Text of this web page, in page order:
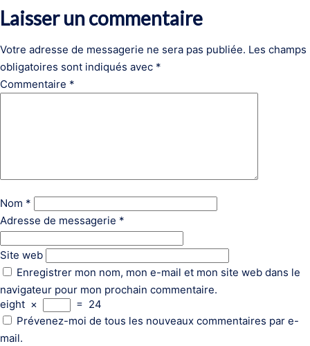
Laisser un commentaire
Votre adresse de messagerie ne sera pas publiée. Les champs
obligatoires sont indiqués avec *
Commentaire *
Nom *
Adresse de messagerie *
Site web
Enregistrer mon nom, mon e-mail et mon site web dans le
navigateur pour mon prochain commentaire.
eight × = 24
Prévenez-moi de tous les nouveaux commentaires par e-
mail.